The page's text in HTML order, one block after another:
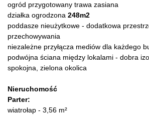
ogród przygotowany trawa zasiana
działka ogrodzona 248m2
poddasze nieużytkowe - dodatkowa
przechowywania
niezależne przyłącza mediów dla każdego
podwójna ściana między lokalami - dobra
spokojna, zielona okolica
Nieruchomość
Parter:
wiatrołap - 3,56 m²